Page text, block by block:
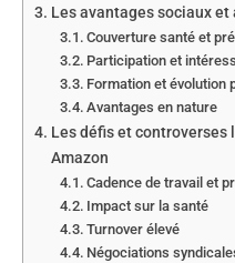
Les avantages sociaux
Couverture santé et
Participation et
Formation et évolution
Avantages en nature
Les défis et
Amazon
Cadence de travail et
Impact sur la santé
Turnover élevé
Négociations